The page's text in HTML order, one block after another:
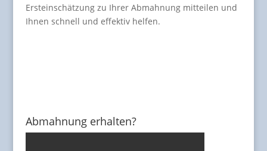
Ersteinschätzung zu Ihrer Abmahnung mitteilen und
Ihnen schnell und effektiv helfen.
Abmahnung erhalten?